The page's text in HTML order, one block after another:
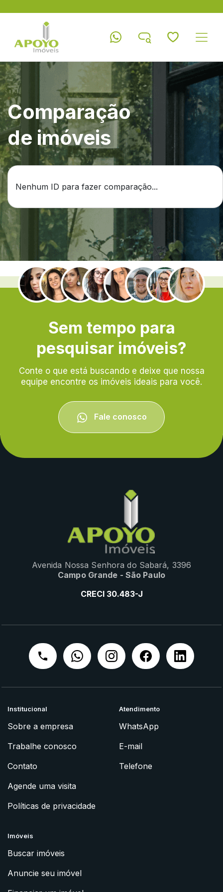
Comparação
de imóveis
Nenhum ID para fazer comparação...
.
Sem tempo para
pesquisar imóveis?
Conte o que está buscando e deixe que nossa
equipe encontre os imóveis ideais para você.
Fale conosco
Avenida Nossa Senhora do Sabará, 3396
Campo Grande - São Paulo
CRECI 30.483-J
Institucional
Sobre a empresa
Trabalhe conosco
Contato
Agende uma visita
Políticas de privacidade
Atendimento
WhatsApp
E-mail
Telefone
Imóveis
Buscar imóveis
Anuncie seu imóvel